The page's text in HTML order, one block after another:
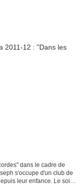
dans le cadre de
s'occupe d'un club de
leur enfance. Le soir